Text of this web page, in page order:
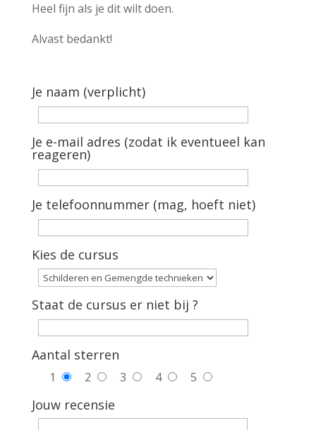
Heel fijn als je dit wilt doen.
Alvast bedankt!
Je naam (verplicht)
Je e-mail adres (zodat ik eventueel kan
reageren)
Je telefoonnummer (mag, hoeft niet)
Kies de cursus
Staat de cursus er niet bij ?
Aantal sterren
1 2 3 4 5
Jouw recensie